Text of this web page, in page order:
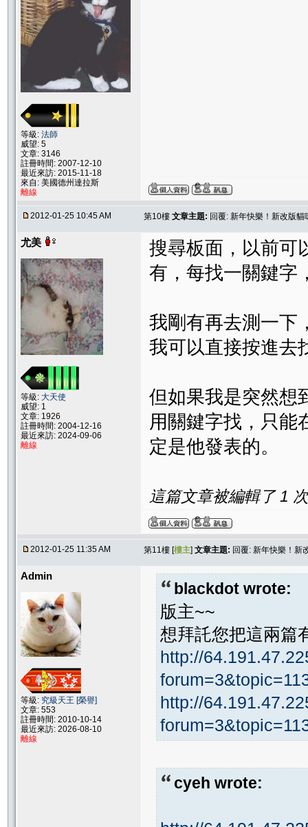
等級: 法師
威望: 5
文章: 3146
註冊時間: 2007-12-10
最近來訪: 2015-11-18
來自: 美國德州達拉斯
離線
2012-01-25 10:45 AM 第10樓 文章主題: 回覆: 新年快樂！新改版
尤美
等級: 大天使
威望: 1
文章: 1926
註冊時間: 2004-12-16
最近來訪: 2024-09-06
離線
搜尋板面，以前可
有，每找一關鍵字
我剛有再去測一下
我可以直接按進去
但如果我是突然想
用關鍵字找，只能
定是他發表的。
這篇文章被編輯了 1
2012-01-25 11:35 AM 第11樓 [樓主] 文章主題: 回覆: 新年快樂！新
Admin
等級: 究級天王 [榮譽]
文章: 553
註冊時間: 2010-10-14
最近來訪: 2026-08-10
離線
blackdot wrote:
版主~~
想拜託您把這兩篇
http://
http://
cyeh wrote: